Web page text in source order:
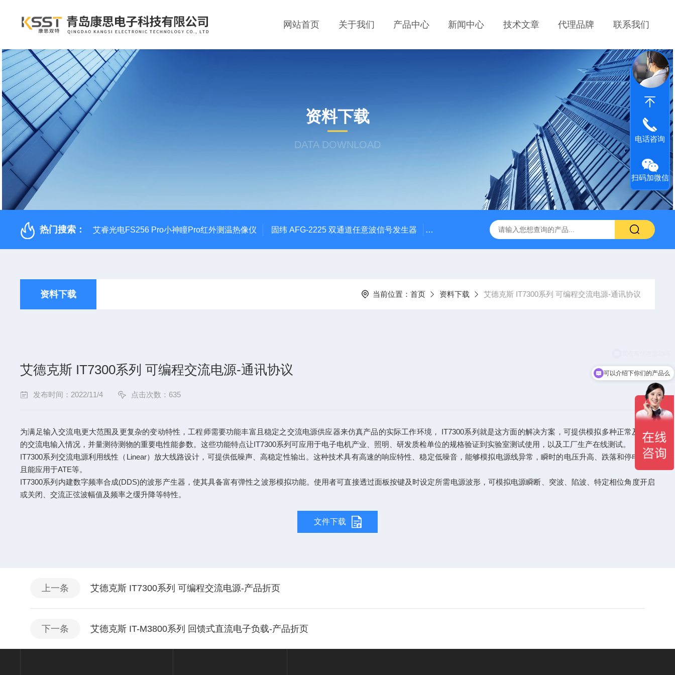
网站首页 关于我们 产品中心 新闻中心 技术文章 代理品牌 联系我们
资料下载
DATA DOWNLOAD
热门搜索： 艾睿光电FS256 Pro小神瞳Pro红外测温热像仪 固纬 AFG-2225 双通道任意波信号发生器 APS-7050E 交流电源 固纬 GSP-730 频谱分析仪 艾睿光电
资料下载 当前位置： 首页 资料下载 艾德克斯 IT7300系列 可编程交流电源-通讯协议
艾德克斯 IT7300系列 可编程交流电源-通讯协议
发布时间：2022/11/4 点击次数：635
为满足输入交流电更大范围及更复杂的变动特性，工程师需要功能丰富且稳定之交流电源供应器来仿真产品的实际工作环境， IT7300系列就是这方面的解决方案，可提供模拟多种正常及异常
的交流电输入情况，并量测待测物的重要电性能参数。这些功能特点让IT7300系列可应用于电子电机产业、照明、研发质检单位的规格验证到实验室测试使用，以及工厂生产在线测试。
IT7300系列交流电源利用线性（Linear）放大线路设计，可提供低噪声、高稳定性输出。这种技术具有高速的响应特性、稳定低噪音，能够模拟电源线异常，瞬时的电压升高、跌落和停电，并
且能应用于ATE等。
IT7300系列内建数字频率合成(DDS)的波形产生器，使其具备富有弹性之波形模拟功能。使用者可直接透过面板按键及时设定所需电源波形，可模拟电源瞬断、突波、陷波、特定相位角度开启
或关闭、交流正弦波幅值及频率之缓升降等特性。
文件下载
上一条 艾德克斯 IT7300系列 可编程交流电源-产品折页
下一条 艾德克斯 IT-M3800系列 回馈式直流电子负载-产品折页
电话咨询
扫码加微信
可以介绍下你们的产品么